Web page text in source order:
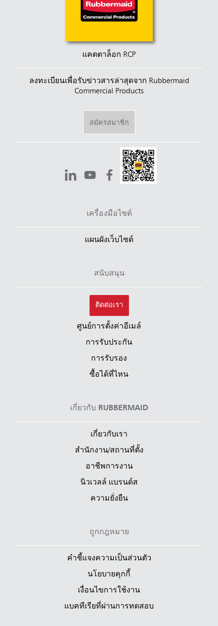
แคตตาล็อก RCP
ลงทะเบียนเพื่อรับข่าวสารล่าสุดจาก Rubbermaid
Commercial Products
สมัครสมาชิก
เครื่องมือไซต์
แผนผังเว็บไซต์
สนับสนุน
ติดต่อเรา
ศูนย์การตั้งค่าอีเมล์
การรับประกัน
การรับรอง
ซื้อได้ที่ไหน
เกี่ยวกับ RUBBERMAID
เกี่ยวกับเรา
สำนักงาน/สถานที่ตั้ง
อาชีพการงาน
นิวเวลล์ แบรนด์ส
ความยั่งยืน
ถูกกฎหมาย
คำชี้แจงความเป็นส่วนตัว
นโยบายคุกกี้
เงื่อนไขการใช้งาน
แบคทีเรียที่ผ่านการทดสอบ